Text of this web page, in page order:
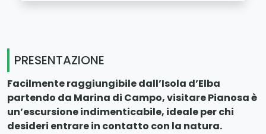
PRESENTAZIONE
Facilmente raggiungibile dall’Isola d’Elba
partendo da Marina di Campo, visitare Pianosa è
un’escursione indimenticabile, ideale per chi
desideri entrare in contatto con la natura.